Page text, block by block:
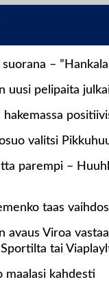
–
uusi pelipaita
hakemassa
valitsi
parempi –
taas
avaus Viroa
tai
maalasi kahdesti